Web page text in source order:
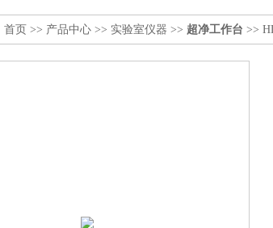
首页 >> 产品中心 >> 实验室仪器 >> 超净工作台 >>